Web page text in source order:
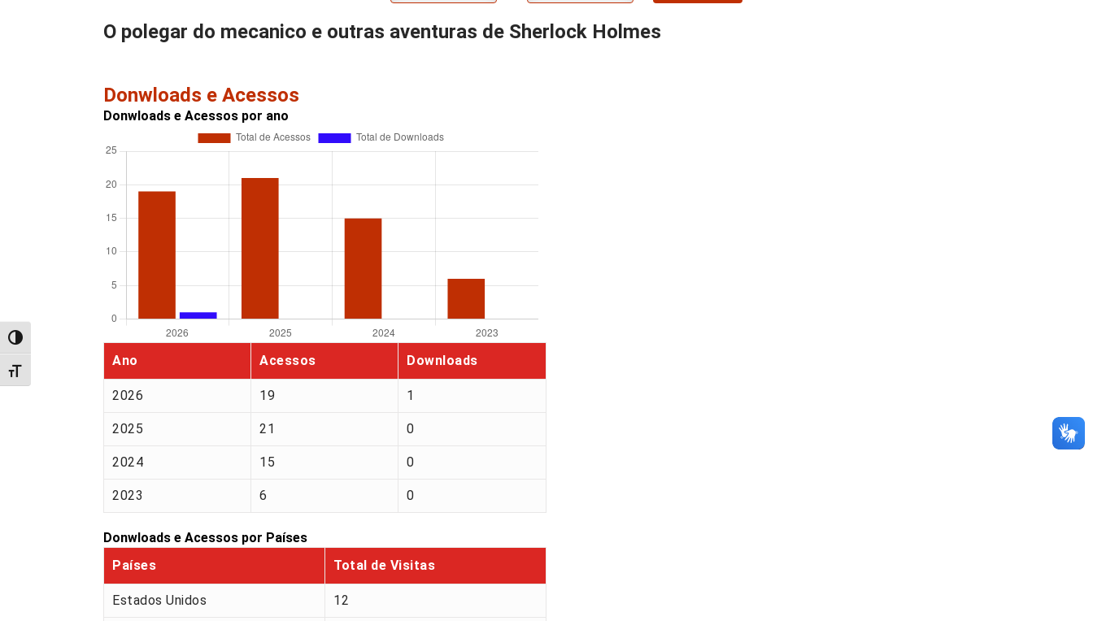
Alternar alto contraste
Alternar tamanho da fonte
O polegar do mecanico e outras aventuras de Sherlock Holmes
Donwloads e Acessos
Donwloads e Acessos por ano
Ano Acessos Downloads
2026 19 1
2025 21 0
2024 15 0
2023 6 0
Donwloads e Acessos por Países
Países
Total de Visitas
Estados Unidos 12